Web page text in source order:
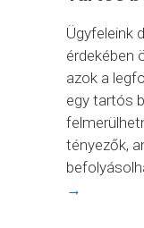
Ügyfeleink
érdekében
azok a
egy tartós
tényezők,
→